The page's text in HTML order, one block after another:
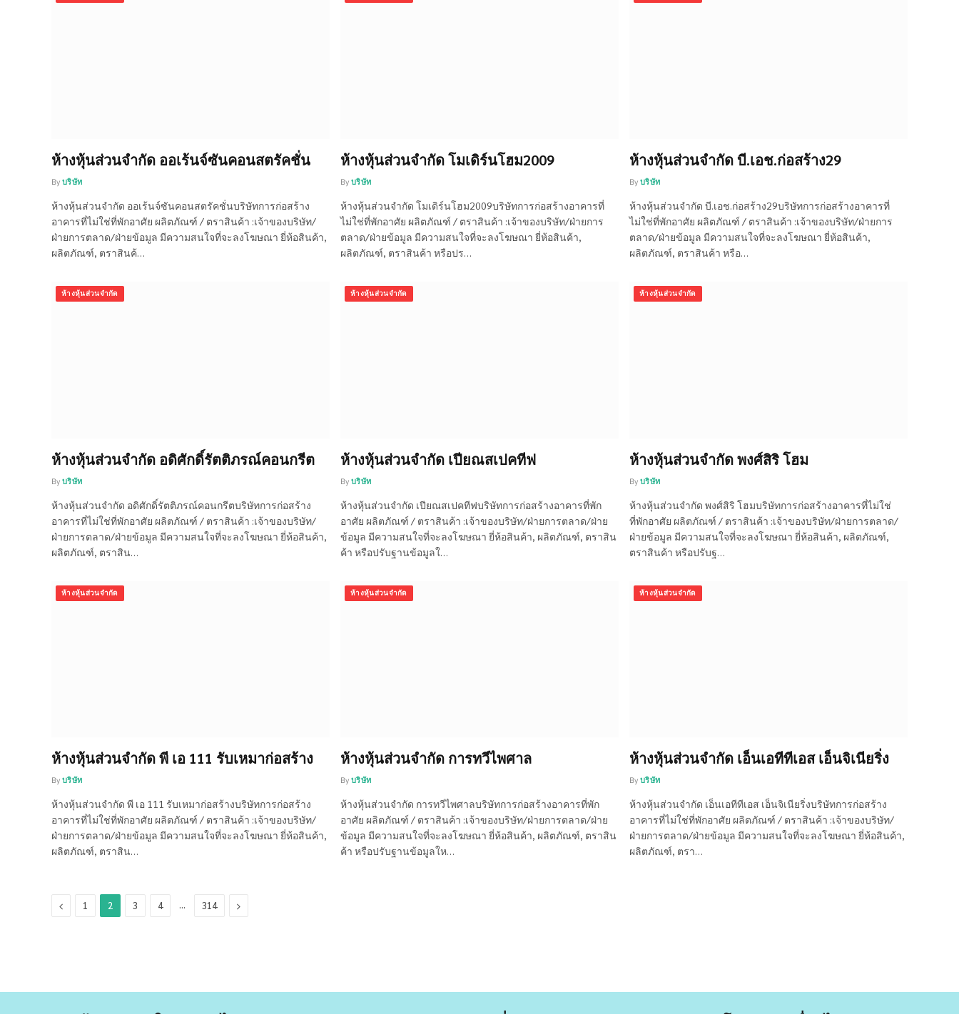
ห้างหุ้นส่วนจำกัด ออเร้นจ์ซันคอนสตรัคชั่น
By บริษัท
ห้างหุ้นส่วนจำกัด ออเร้นจ์ซันคอนสตรัคชั่นบริษัทการก่อสร้าง
อาคารที่ไม่ใช่ที่พักอาศัย ผลิตภัณฑ์ / ตราสินค้า :เจ้าของบริษัท/
ฝ่ายการตลาด/ฝ่ายข้อมูล มีความสนใจที่จะลงโฆษณา ยี่ห้อสินค้า,
ผลิตภัณฑ์, ตราสินค้…
ห้างหุ้นส่วนจำกัด โมเดิร์นโฮม2009
By บริษัท
ห้างหุ้นส่วนจำกัด โมเดิร์นโฮม2009บริษัทการก่อสร้างอาคารที่
ไม่ใช่ที่พักอาศัย ผลิตภัณฑ์ / ตราสินค้า :เจ้าของบริษัท/ฝ่ายการ
ตลาด/ฝ่ายข้อมูล มีความสนใจที่จะลงโฆษณา ยี่ห้อสินค้า,
ผลิตภัณฑ์, ตราสินค้า หรือปร…
ห้างหุ้นส่วนจำกัด บี.เอช.ก่อสร้าง29
By บริษัท
ห้างหุ้นส่วนจำกัด บี.เอช.ก่อสร้าง29บริษัทการก่อสร้างอาคารที่
ไม่ใช่ที่พักอาศัย ผลิตภัณฑ์ / ตราสินค้า :เจ้าของบริษัท/ฝ่ายการ
ตลาด/ฝ่ายข้อมูล มีความสนใจที่จะลงโฆษณา ยี่ห้อสินค้า,
ผลิตภัณฑ์, ตราสินค้า หรือ…
ห้างหุ้นส่วนจำกัด
ห้างหุ้นส่วนจำกัด อดิศักดิ์รัตติภรณ์คอนกรีต
By บริษัท
ห้างหุ้นส่วนจำกัด อดิศักดิ์รัตติภรณ์คอนกรีตบริษัทการก่อสร้าง
อาคารที่ไม่ใช่ที่พักอาศัย ผลิตภัณฑ์ / ตราสินค้า :เจ้าของบริษัท/
ฝ่ายการตลาด/ฝ่ายข้อมูล มีความสนใจที่จะลงโฆษณา ยี่ห้อสินค้า,
ผลิตภัณฑ์, ตราสิน…
ห้างหุ้นส่วนจำกัด
ห้างหุ้นส่วนจำกัด เปียณสเปคทีฟ
By บริษัท
ห้างหุ้นส่วนจำกัด เปียณสเปคทีฟบริษัทการก่อสร้างอาคารที่พัก
อาศัย ผลิตภัณฑ์ / ตราสินค้า :เจ้าของบริษัท/ฝ่ายการตลาด/ฝ่าย
ข้อมูล มีความสนใจที่จะลงโฆษณา ยี่ห้อสินค้า, ผลิตภัณฑ์, ตราสิน
ค้า หรือปรับฐานข้อมูลใ…
ห้างหุ้นส่วนจำกัด
ห้างหุ้นส่วนจำกัด พงศ์สิริ โฮม
By บริษัท
ห้างหุ้นส่วนจำกัด พงศ์สิริ โฮมบริษัทการก่อสร้างอาคารที่ไม่ใช่
ที่พักอาศัย ผลิตภัณฑ์ / ตราสินค้า :เจ้าของบริษัท/ฝ่ายการตลาด/
ฝ่ายข้อมูล มีความสนใจที่จะลงโฆษณา ยี่ห้อสินค้า, ผลิตภัณฑ์,
ตราสินค้า หรือปรับฐ…
ห้างหุ้นส่วนจำกัด
ห้างหุ้นส่วนจำกัด พี เอ 111 รับเหมาก่อสร้าง
By บริษัท
ห้างหุ้นส่วนจำกัด พี เอ 111 รับเหมาก่อสร้างบริษัทการก่อสร้าง
อาคารที่ไม่ใช่ที่พักอาศัย ผลิตภัณฑ์ / ตราสินค้า :เจ้าของบริษัท/
ฝ่ายการตลาด/ฝ่ายข้อมูล มีความสนใจที่จะลงโฆษณา ยี่ห้อสินค้า,
ผลิตภัณฑ์, ตราสิน…
ห้างหุ้นส่วนจำกัด
ห้างหุ้นส่วนจำกัด การทวีไพศาล
By บริษัท
ห้างหุ้นส่วนจำกัด การทวีไพศาลบริษัทการก่อสร้างอาคารที่พัก
อาศัย ผลิตภัณฑ์ / ตราสินค้า :เจ้าของบริษัท/ฝ่ายการตลาด/ฝ่าย
ข้อมูล มีความสนใจที่จะลงโฆษณา ยี่ห้อสินค้า, ผลิตภัณฑ์, ตราสิน
ค้า หรือปรับฐานข้อมูลให…
ห้างหุ้นส่วนจำกัด
ห้างหุ้นส่วนจำกัด เอ็นเอทีทีเอส เอ็นจิเนียริ่ง
By บริษัท
ห้างหุ้นส่วนจำกัด เอ็นเอทีทีเอส เอ็นจิเนียริ่งบริษัทการก่อสร้าง
อาคารที่ไม่ใช่ที่พักอาศัย ผลิตภัณฑ์ / ตราสินค้า :เจ้าของบริษัท/
ฝ่ายการตลาด/ฝ่ายข้อมูล มีความสนใจที่จะลงโฆษณา ยี่ห้อสินค้า,
ผลิตภัณฑ์, ตรา…
Previous
1 2 3 4 … 314 Next